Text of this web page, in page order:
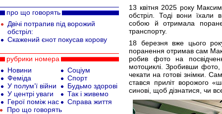
13 квітня 2025 року
обстріл. Тоді вони їхали
собою й отримала
транспорту.
18 березня вже цього
поранення отримав сам
робив фото на
мотоциклі. Зробивши
чекати на готові знімки.
стався приліт ворожого
синові, щоб дізнатися, чи
про що говорять
Двічі потрапив під ворожий
обстріл:
Скажений єнот покусав корову
рубрики номера
Новини
Феміда
У полум’ї війни
У центрі уваги
Герої поміж нас
Соціум
Спорт
Будьмо здорові
Так і живемо
Справа життя
Про що говорять